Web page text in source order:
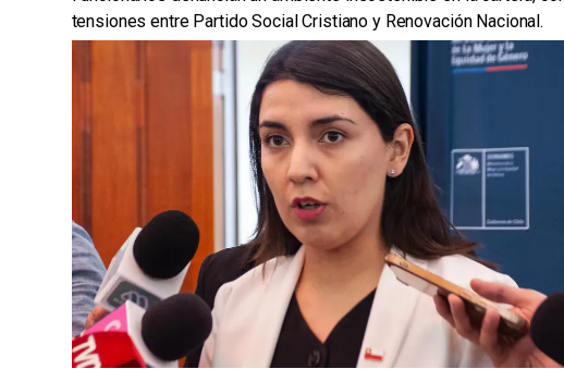
tensiones entre Partido Social Cristiano y Renovación Nacional.